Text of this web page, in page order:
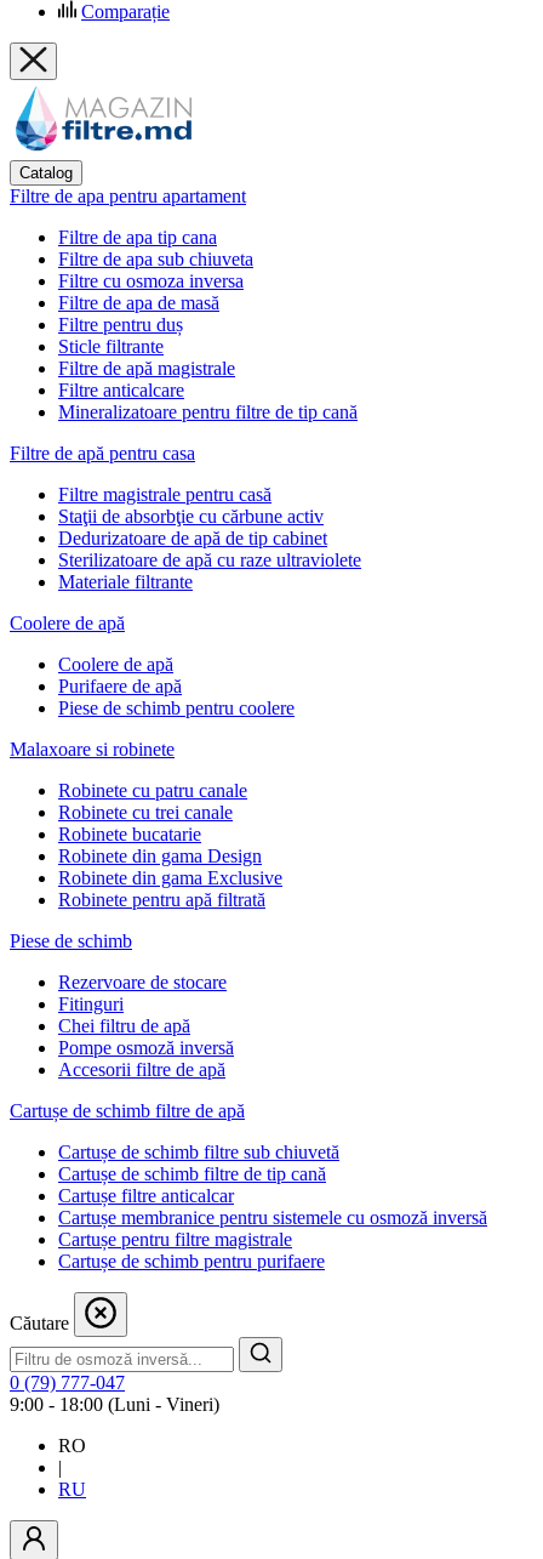
Comparație
Catalog
Filtre de apa pentru apartament
Filtre de apa tip cana
Filtre de apa sub chiuveta
Filtre cu osmoza inversa
Filtre de apa de masă
Filtre pentru duș
Sticle filtrante
Filtre de apă magistrale
Filtre anticalcare
Mineralizatoare pentru filtre de tip cană
Filtre de apă pentru casa
Filtre magistrale pentru casă
Staţii de absorbţie cu cărbune activ
Dedurizatoare de apă de tip cabinet
Sterilizatoare de apă cu raze ultraviolete
Materiale filtrante
Coolere de apă
Сoolere de apă
Purifaere de apă
Piese de schimb pentru coolere
Malaxoare si robinete
Robinete cu patru canale
Robinete cu trei canale
Robinete bucatarie
Robinete din gama Design
Robinete din gama Exclusive
Robinete pentru apă filtrată
Piese de schimb
Rezervoare de stocare
Fitinguri
Chei filtru de apă
Pompe osmoză inversă
Accesorii filtre de apă
Cartușe de schimb filtre de apă
Cartușe de schimb filtre sub chiuvetă
Cartușe de schimb filtre de tip cană
Cartușe filtre anticalcar
Cartușe membranice pentru sistemele cu osmoză inversă
Cartușe pentru filtre magistrale
Cartușe de schimb pentru purifaere
Căutare
0 (79) 777-047
9:00 - 18:00 (Luni - Vineri)
RO
|
RU